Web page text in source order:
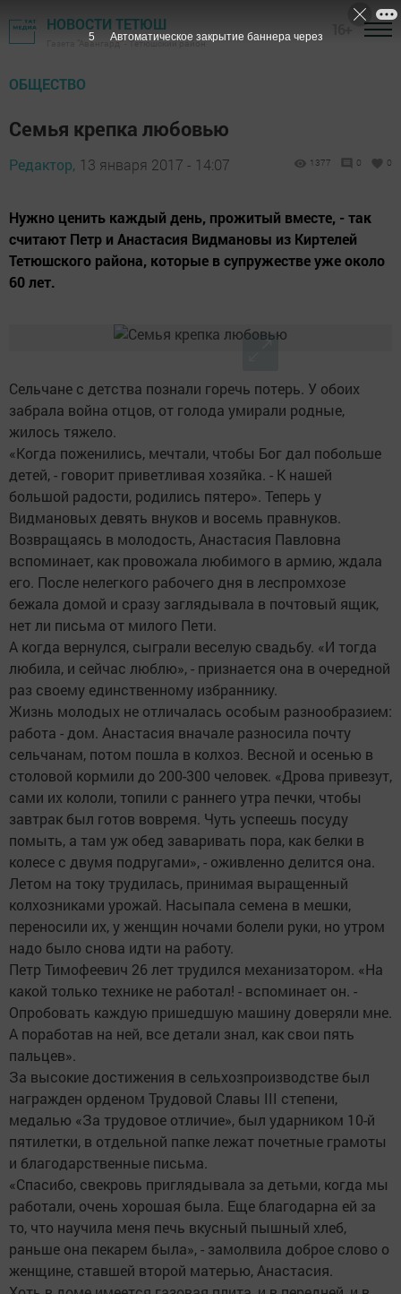
НОВОСТИ ТЕТЮШ
Газета "Авангард" - Тетюшский район
ОБЩЕСТВО
Семья крепка любовью
Редактор, 13 января 2017 - 14:07 1377 0 0
Нужно ценить каждый день, прожитый вместе, - так
считают Петр и Анастасия Видмановы из Киртелей
Тетюшского района, которые в суп­ружестве уже около
60 лет.
Сельчане с детства познали горечь потерь. У обоих
забрала война отцов, от голода умирали родные,
жилось тяжело.
«Когда поженились, мечтали, чтобы Бог дал побольше
детей, - говорит приветливая хозяйка. - К нашей
большой радости, родились пятеро». Теперь у
Видмановых девять внуков и восемь правнуков.
Возвращаясь в молодость, Анастасия Павловна
вспоминает, как провожала любимого в армию, ждала
его. После нелегкого рабочего дня в леспромхозе
бежала домой и сразу заглядывала в почтовый ящик,
нет ли письма от милого Пети.
А когда вернулся, сыграли веселую свадьбу. «И тогда
любила, и сейчас люблю», - признается она в очередной
раз своему единственному избраннику.
Жизнь молодых не отличалась особым разнообразием:
работа - дом. Анастасия вначале разносила почту
сельчанам, потом пошла в колхоз. Весной и осенью в
столовой кормили до 200-300 человек. «Дрова приве­зут,
сами их кололи, топили с раннего утра печки, чтобы
завтрак был готов вовремя. Чуть успеешь посуду
помыть, а там уж обед заваривать пора, как белки в
колесе с двумя подругами», - оживленно делится она.
Летом на току трудилась, принимая выращенный
колхозниками урожай. Насыпала семена в мешки,
переносили их, у женщин ночами болели руки, но утром
надо было снова идти на работу.
Петр Тимофеевич 26 лет трудился механизатором. «На
какой только технике не работал! - вспоминает он. -
Опробовать каждую пришедшую машину доверяли мне.
А поработав на ней, все детали знал, как свои пять
пальцев».
За высокие достижения в сельхозпроизводстве был
награжден орденом Трудовой Славы III степени,
медалью «За трудовое отличие», был ударником 10-й
пятилетки, в отдельной папке лежат почетные грамоты
и благодарственные письма.
«Спасибо, свекровь приглядывала за детьми, когда мы
работали, очень хорошая была. Еще благодарна ей за
то, что научила меня печь вкусный пышный хлеб,
раньше она пекарем была», - замолвила доброе слово о
женщине, ставшей второй матерью, Анастасия.
3 Автоматическое закрытие баннера через